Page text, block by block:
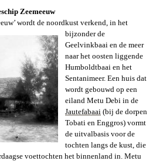
Zeemeeuw
wordt de noordkust verkend, in het
bijzonderde
Geelvinkbaai en de meer
naar het oosten liggende
Humboldtbaai en het
Sentanimeer. Een huis dat
wordt gebouwd op een
eiland Metu Debi in de
Jautefabaai (bij de dorpen
Tobati en Enggros) vormt
de uitvalbasis voor de
tochten langs de kust, die
voettochten het binnenland in. Metu